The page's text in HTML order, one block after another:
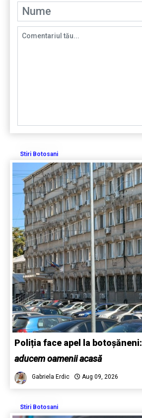
Stiri Botosani
Poliția face apel la botoșăneni:
aducem oamenii acasă
Gabriela Erdic Aug 09, 2026
Stiri Botosani